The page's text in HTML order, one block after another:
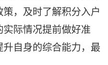
，及时了解积分入户
际情况提前做好准
自身的综合能力，最